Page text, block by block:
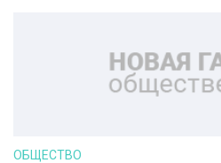
ОБЩЕСТВО